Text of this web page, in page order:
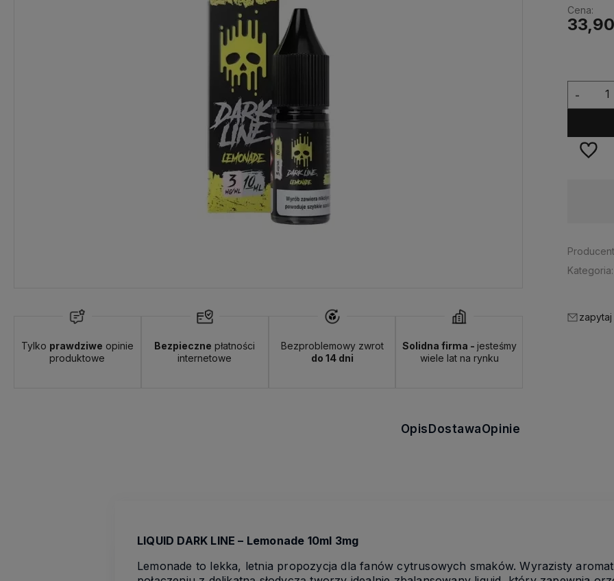
Tylko prawdziwe opinie
produktowe
Bezpieczne płatności
internetowe
Bezproblemowy zwrot
do 14 dni
Solidna firma - jesteśmy
wiele lat na rynku
Cena:
-
Kategoria:
Opis DostawaOpinie
LIQUID DARK LINE – Lemonade 10ml 3mg
Lemonade to lekka, letnia propozycja dla fanów cytrusowych smaków. Wyrazisty